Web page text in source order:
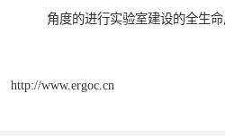
角度的进行实验室建设的全生命
http://www.ergoc.cn